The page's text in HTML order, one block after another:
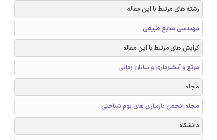
رشته های مرتبط با این مقاله
مهندسی منابع طبیعی
گرایش های مرتبط با این مقاله
مرتع و آبخیزداری و بیابان زدایی
مجله
مجله انجمن بازسازی های بوم شناختی
دانشگاه